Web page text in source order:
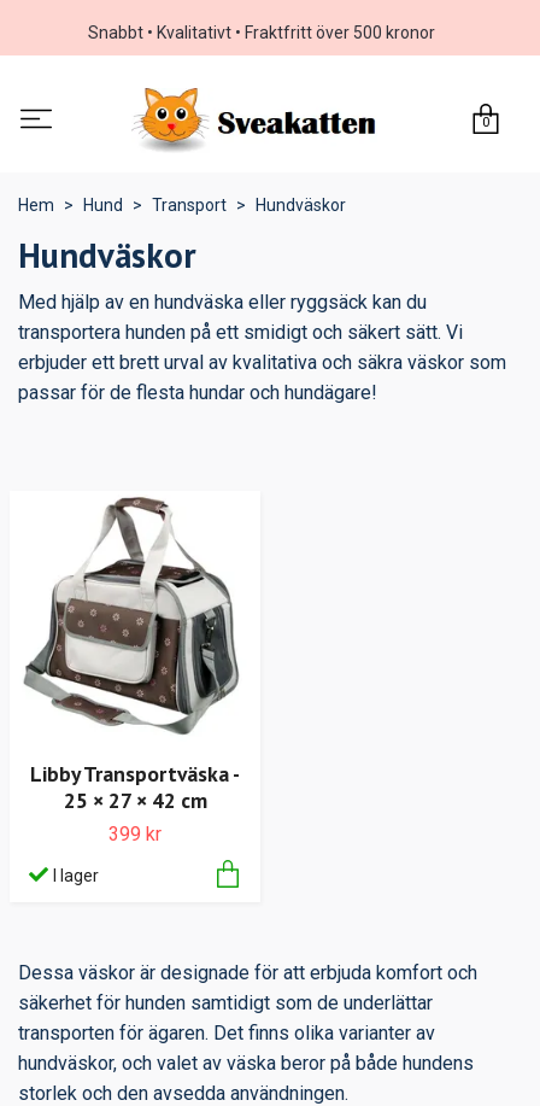
Snabbt • Kvalitativt • Fraktfritt över 500 kronor
0
Hem Hund Transport Hundväskor
Hundväskor
Med hjälp av en hundväska eller ryggsäck kan du
transportera hunden på ett smidigt och säkert sätt. Vi
erbjuder ett brett urval av kvalitativa och säkra väskor som
passar för de flesta hundar och hundägare!
Libby Transportväska -
25 × 27 × 42 cm
399 kr
I lager
Dessa väskor är designade för att erbjuda komfort och
säkerhet för hunden samtidigt som de underlättar
transporten för ägaren. Det finns olika varianter av
hundväskor, och valet av väska beror på både hundens
storlek och den avsedda användningen.